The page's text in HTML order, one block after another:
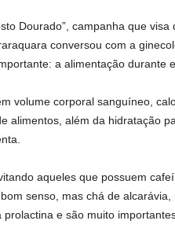
Dourado”, campanha que
conversou com a
a alimentação durante
volume corporal sanguíneo,
alimentos, além da hidratação
aqueles que possuem
senso, mas chá de
e são muito